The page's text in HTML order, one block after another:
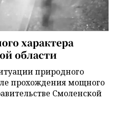
характера
области
природного
прохождения мощного
Смоленской